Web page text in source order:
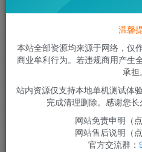
摔倒了又怎样，至少我们还年
限时超会玩免费
付费资源
温馨
本站全部资源均来源于网络，仅
商业牟利行为。若违规商用产生
承担。
站内资源仅支持本地单机测试体
完成清理删除。感谢您长
网站免责申明（点
网站售后说明（点
官方交流群：